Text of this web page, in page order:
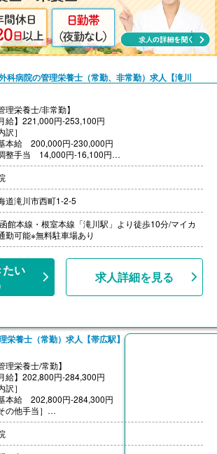
科病院の管理栄養士（常勤、非常勤）求人【滝川
理栄養士/非常勤】
給】221,000円-253,100円
訳］
本給 200,000円-230,000円
整手当 14,000円-16,100円
術手当 7,000円-
与】年2回（計4ヶ月分）※前年度実績
勤手当】あり（車の場合 上限15,000円/月）（公共
機関の場合 上限26,000円/月）
給】あり（1月あたり1.00％-）※前年度実績
職金】あり ※勤続3年以上---
理栄養士/非常勤】
給】1,500円
術手当 7,000円
育手当※院外保育施設を利用の場合、利用料を補助
与】なし
勤手当】あり（車の場合上限15,000円/月、公共交通
職金】なし
道滝川市西町1-2-5
館本線・根室本線「滝川駅」より徒歩10分/マイカ
勤可能※無料駐車場あり
い
求人詳細を見る
栄養士（常勤）求人【帯広駅】
理栄養士/常勤】
給】202,800円-284,300円
訳］
本給 202,800円-284,300円
の他手当］
居手当 上限29,000円
養手当 配偶者:6,500円、子:10,000円/人
冷地手当 世帯主:26,380円、世帯主（単身）:14,58